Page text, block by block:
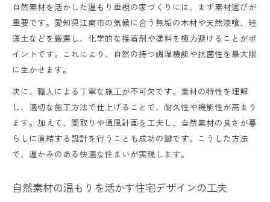
自然素材を活かした温もり重視の家づくりには、まず素材選びが
重要です。愛知県江南市の気候に合う無垢の木材や天然漆喰、珪
藻土などを厳選し、化学的な接着剤や塗料を極力避けることがポ
イントです。これにより、自然の持つ調湿機能や抗菌性を最大限
に生かせます。
次に、職人による丁寧な施工が不可欠です。素材の特性を理解
し、適切な施工方法で仕上げることで、耐久性や機能性が高まり
ます。加えて、間取りや通風計画を工夫し、自然素材の良さが暮
らしに直結する設計を行うことも成功の鍵です。こうした方法
で、温かみのある快適な住まいが実現します。
自然素材の温もりを活かす住宅デザインの工夫